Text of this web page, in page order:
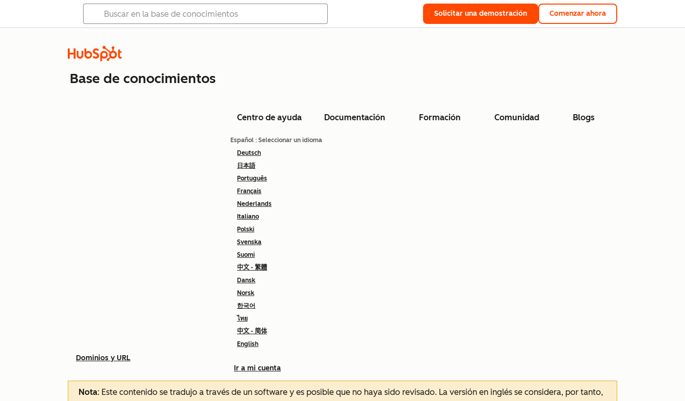
Solicitar una demostración Comenzar ahora
Base de conocimientos
Centro de ayuda Documentación Formación Comunidad Blogs
Español : Seleccionar un idioma
Deutsch
日本語
Português
Français
Nederlands
Italiano
Polski
Svenska
Suomi
中文 - 繁體
Dansk
Norsk
한국어
ไทย
中文 - 简体
English
Ir a mi cuenta
Dominios y URL
Nota: Este contenido se tradujo a través de un software y es posible que no haya sido revisado. La versión en inglés se considera, por tanto,